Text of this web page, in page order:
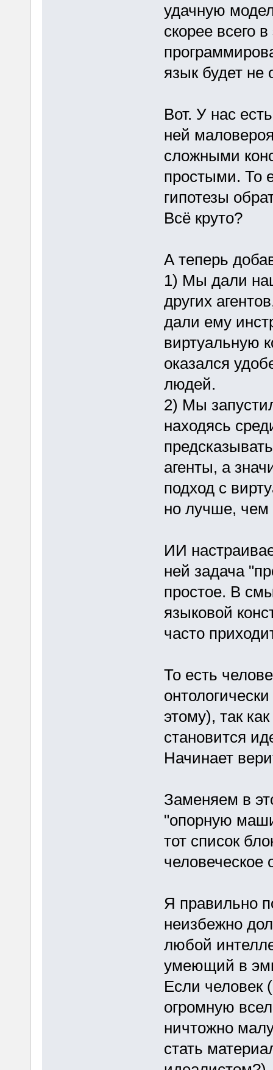
удачную
скорее всего
язык будет
Вот. У нас
ней
сложными
простыми. То
гипотезы
Всё круто?
А теперь
1) Мы дали
других
дали ему
виртуальную
оказался
людей.
2) Мы
находясь
агенты, а
подход с
но лучше,
ИИ
ней задача
простое. В
языковой
часто
То есть
этому), так
становится
Начинает
Заменяем в
"опорную
тот список
человеческое
Я правильно
неизбежно
любой
умеющий в
Если
огромную
ничтожно
стать